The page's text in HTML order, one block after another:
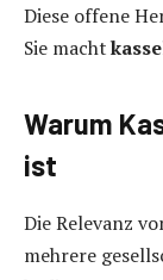
Diese offene
Sie macht
Warum
ist
Die Relevanz
mehrere